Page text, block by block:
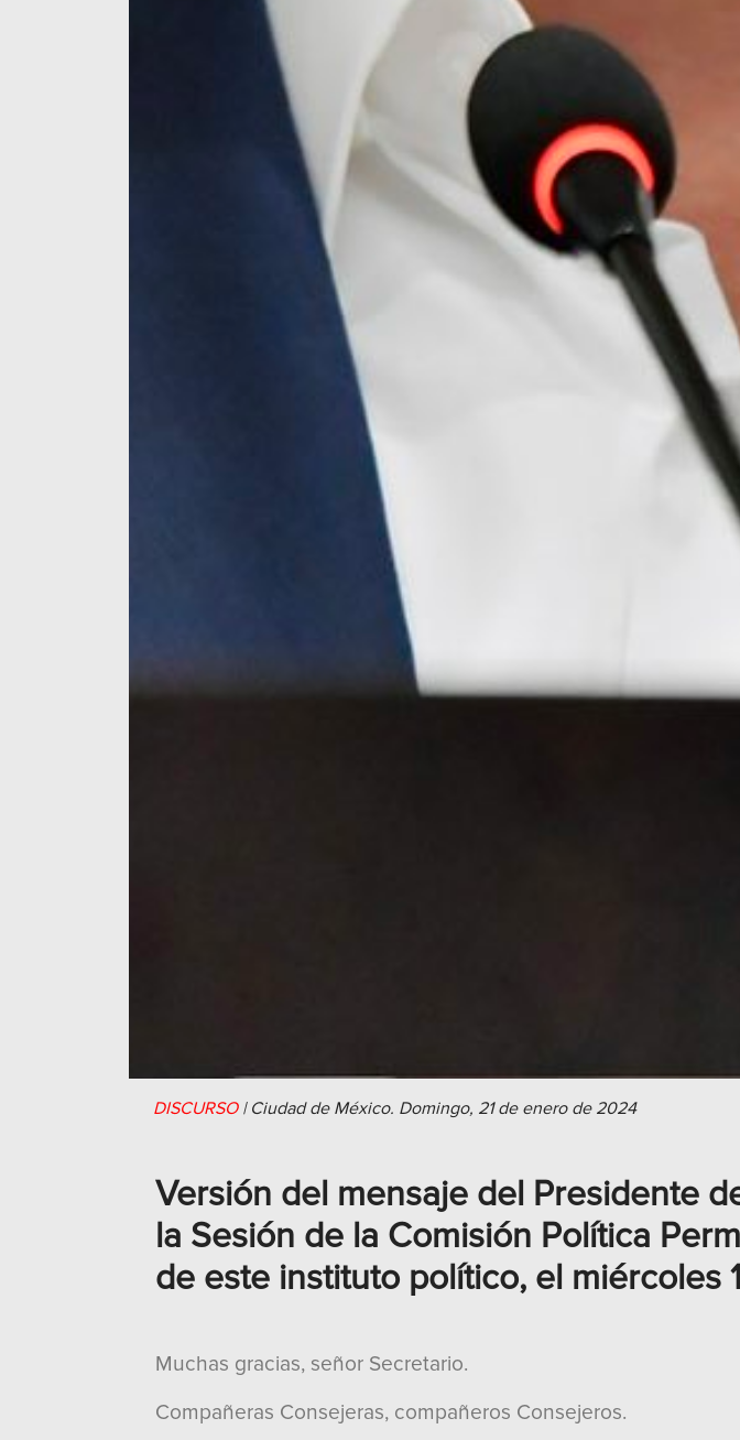
DISCURSO| Ciudad de México. Domingo, 21 de enero de 2024
Versión del mensaje del Presidente
la Sesión de la Comisión Política
de este instituto político, el miércoles
Muchas gracias, señor Secretario.
Compañeras Consejeras, compañeros Consejeros.